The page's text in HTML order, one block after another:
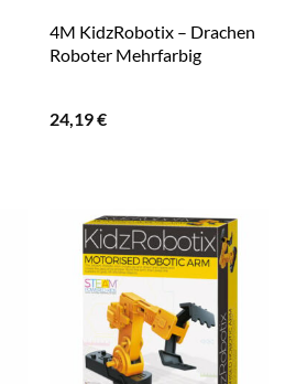
4M KidzRobotix – Drachen
Roboter Mehrfarbig
24,19€